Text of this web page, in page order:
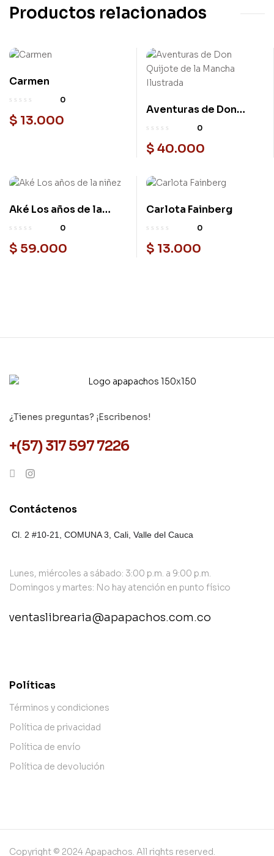
Productos relacionados
Carmen
0
$ 13.000
Aventuras de Don
Quijote de la Mancha
Ilustrada
0
$ 40.000
Aké Los años de la
niñez
0
$ 59.000
Carlota Fainberg
0
$ 13.000
¿Tienes preguntas? ¡Escribenos!
+(57) 317 597 7226
Contáctenos
Cl. 2 #10-21, COMUNA 3, Cali, Valle del Cauca
Lunes, miércoles a sábado: 3:00 p.m. a 9:00 p.m.
Domingos y martes: No hay atención en punto físico
ventaslibrearia@apapachos.com.co
Políticas
Términos y condiciones
Política de privacidad
Política de envío
Política de devolución
Copyright © 2024 Apapachos. All rights reserved.